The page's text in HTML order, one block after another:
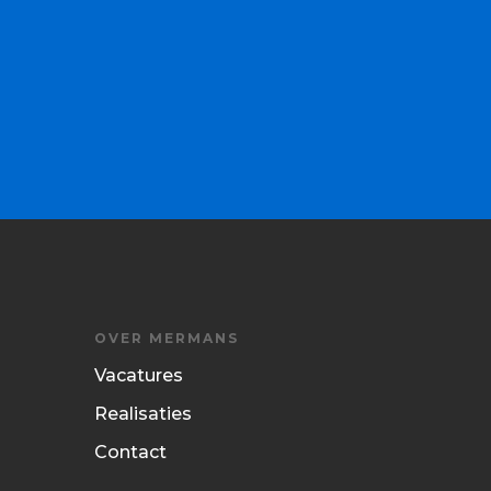
OVER MERMANS
Vacatures
Realisaties
Contact